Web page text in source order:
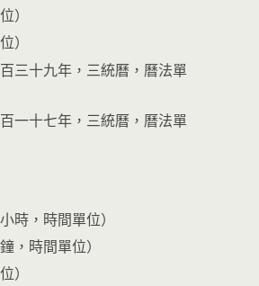
）
）
百三十九年，三統曆，曆法單
百一十七年，三統曆，曆法單
時，時間單位）
，時間單位）
）